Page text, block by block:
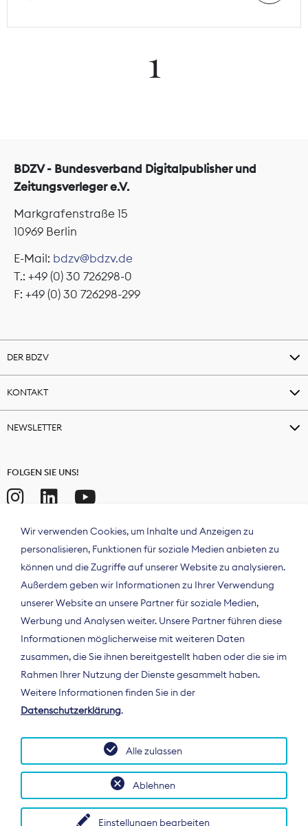
1
BDZV - Bundesverband Digitalpublisher und
Zeitungsverleger e.V.
Markgrafenstraße 15
10969 Berlin
E-Mail: bdzv@bdzv.de
T.: +49 (0) 30 726298-0
F: +49 (0) 30 726298-299
DER BDZV
KONTAKT
NEWSLETTER
FOLGEN SIE UNS!
Der Bundesverband Digitalpublisher und
Zeitungsverleger (BDZV) vertritt als
Spitzenorganisation die Interessen der
Deutschland und auf EU-Ebene.
Wir verwenden Cookies, um Inhalte und Anzeigen zu
personalisieren, Funktionen für soziale Medien anbieten zu
können und die Zugriffe auf unserer Website zu analysieren.
Außerdem geben wir Informationen zu Ihrer Verwendung
unserer Website an unsere Partner für soziale Medien,
Werbung und Analysen weiter. Unsere Partner führen diese
Informationen möglicherweise mit weiteren Daten
zusammen, die Sie ihnen bereitgestellt haben oder die sie im
Rahmen Ihrer Nutzung der Dienste gesammelt haben.
Weitere Informationen finden Sie in der
Datenschutzerklärung.
Einstellungen bearbeiten
Ablehnen
Alle zulassen